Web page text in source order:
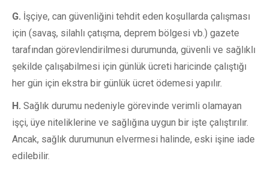
G. İşçiye, can güvenliğini tehdit eden koşullarda çalışması
için (savaş, silahlı çatışma, deprem bölgesi vb.) gazete
tarafından görevlendirilmesi durumunda, güvenli ve sağlıklı
şekilde çalışabilmesi için günlük ücreti haricinde çalıştığı
her gün için ekstra bir günlük ücret ödemesi yapılır.
H. Sağlık durumu nedeniyle görevinde verimli olamayan
işçi, üye niteliklerine ve sağlığına uygun bir işte çalıştırılır.
Ancak, sağlık durumunun elvermesi halinde, eski işine iade
edilebilir.